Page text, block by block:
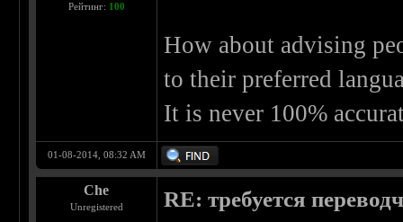
Рейтинг: 100
How about advising
to their preferred
It is never 100%
01-08-2014, 08:32 AM
Che
Unregistered RE: требуется